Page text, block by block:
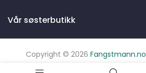
Vår søsterbutikk
Copyright © 2026 Fangstmann.no